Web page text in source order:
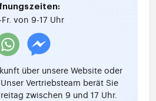
von 9-17 Uhr
über unsere Website oder
Vertriebsteam berät Sie
zwischen 9 und 17 Uhr.